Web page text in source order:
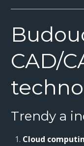
CAD/
Trendy a
Cloud